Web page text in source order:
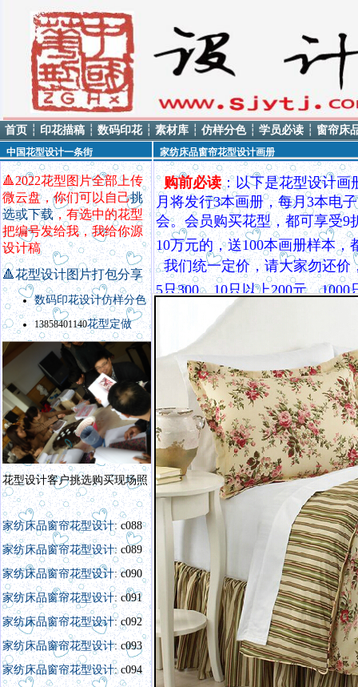
首页 ┆ 印花描稿 ┆ 数码印花 ┆ 素材库 ┆ 仿样分色 ┆ 学员必读 ┆ 窗帘床
中国花型设计一条街
🔺2022花型图片全部上传
微云盘，你们可以自己挑
选或下载，有选中的花型
把编号发给我，我给你源
设计稿
🔺花型设计图片打包分享
数码印花设计仿样分色
13858401140花型定做
花型设计客户挑选购买现场照
家纺床品窗帘花型设计: c088
家纺床品窗帘花型设计: c089
家纺床品窗帘花型设计: c090
家纺床品窗帘花型设计: c091
家纺床品窗帘花型设计: c092
家纺床品窗帘花型设计: c093
家纺床品窗帘花型设计: c094
家纺床品窗帘花型设计画册
购前必读：以下是花型设计画
月将发行3本画册，每月3本电子
会。会员购买花型，都可享受9
10万元的，送100本画册样本，
我们统一定价，请大家勿还价
5只300，10只以上200元，
QQ8535370，电话